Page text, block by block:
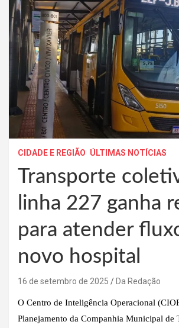
CIDADE E REGIÃO ÚLTIMAS NOTÍCIAS
Transporte
linha 227 ganha
para atender
novo hospital
16 de setembro de 2025 Da Redação
O Centro de Inteligência Operacional
Planejamento da Companhia Municipal de